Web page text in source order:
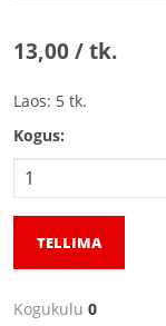
13,00 / tk.
Laos: 5 tk.
Kogus:
TELLIMA
Kogukulu 0